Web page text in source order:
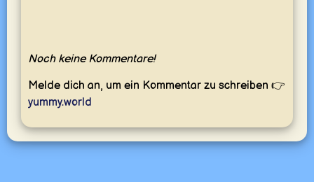
Noch keine Kommentare!
Melde dich an, um ein Kommentar zu schreiben 👉
yummy.world